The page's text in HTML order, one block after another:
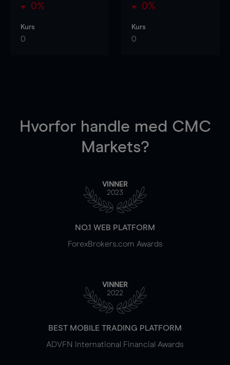
0%
Kurs
0
0%
Kurs
0
Hvorfor handle med CMC
Markets?
VINNER
2023
NO.1 WEB PLATFORM
ForexBrokers.com Awards
VINNER
2022
BEST MOBILE TRADING PLATFORM
ADVFN International Financial Awards